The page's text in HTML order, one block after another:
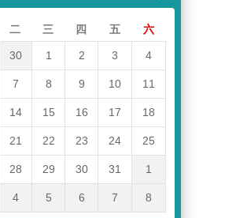
二 三 四 五 六
30 1 2 3 4
7 8 9 10 11
14 15 16 17 18
21 22 23 24 25
28 29 30 31 1
4 5 6 7 8